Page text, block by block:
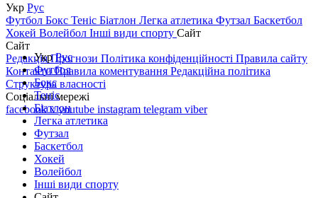
Укр Рус
Футбол Бокс Теніс Біатлон Легка атлетика Футзал Баскетбол
Хокей Волейбол Інші види спорту Сайт
Сайт
РедакціяПрогнози Політика конфіденційності Правила сайту
КонтактиПравила коментування Редакційна політика
Структура власності
Соціальні мережі
facebookxyoutube instagram telegram viber
УкрРус
Футбол
Бокс
Теніс
Біатлон
Легка атлетика
Футзал
Баскетбол
Хокей
Волейбол
Інші види спорту